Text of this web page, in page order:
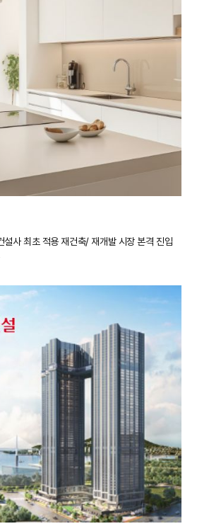
설사 최초 적용재건축/ 재개발 시장 본격 진입